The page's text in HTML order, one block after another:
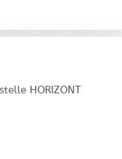
HORIZONT